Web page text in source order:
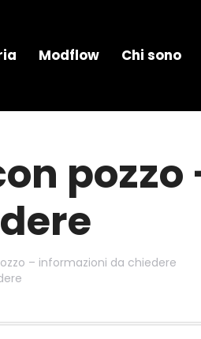
Modflow Chi sono
pozzo
– informazioni da chiedere